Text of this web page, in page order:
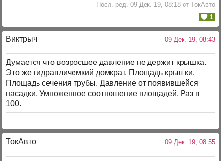
Посл. ред. 09 Дек. 19, 08:18 от ТокАвто
1
Виктрыч 09 Дек. 19, 08:43
Думается что возросшее давление не держит крышка.
Это же гидравличемкий домкрат. Площадь крышки.
Площадь сечения трубы. Давление от появившейся
насадки. Умноженное соотношение площадей. Раз в
100.
ТокАвто 09 Дек. 19, 08:55